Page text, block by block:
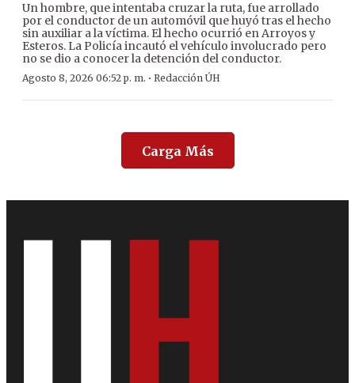
Un hombre, que intentaba cruzar la ruta, fue arrollado
por el conductor de un automóvil que huyó tras el hecho
sin auxiliar a la víctima. El hecho ocurrió en Arroyos y
Esteros. La Policía incautó el vehículo involucrado pero
no se dio a conocer la detención del conductor.
Agosto 8, 2026 06:52 p. m. · Redacción ÚH
Carga Más